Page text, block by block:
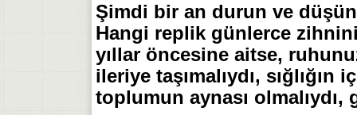
​Şimdi bir an durun ve
Hangi replik günlerce
yıllar öncesine aitse,
ileriye taşımalıydı,
toplumun aynası